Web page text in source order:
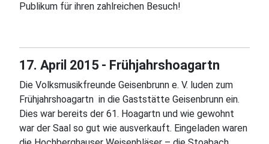
Publikum für ihren zahlreichen Besuch!
17. April 2015 - Frühjahrshoagartn
Die Volksmusikfreunde Geisenbrunn e. V. luden zum
Frühjahrshoagartn in die Gaststätte Geisenbrunn ein.
Dies war bereits der 61. Hoagartn und wie gewohnt
war der Saal so gut wie ausverkauft. Eingeladen waren